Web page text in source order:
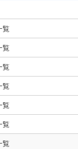
覧
覧
覧
覧
覧
覧
覧